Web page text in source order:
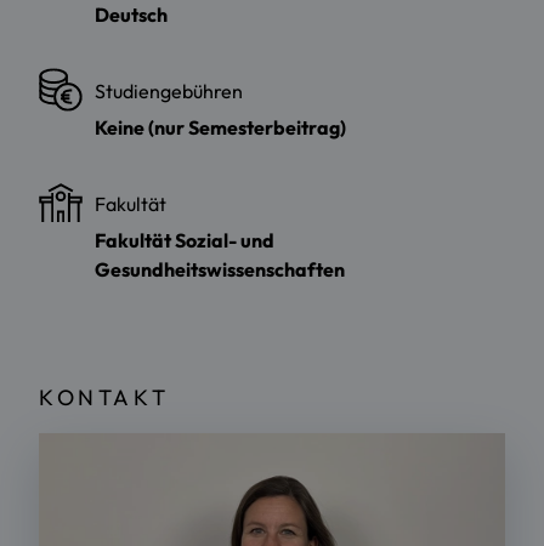
Deutsch
Studiengebühren
Keine (nur Semesterbeitrag)
Fakultät
Fakultät Sozial- und
Gesundheitswissenschaften
KONTAKT